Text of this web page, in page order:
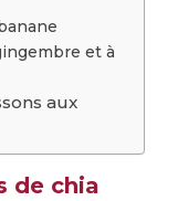
et à
aux
de chia